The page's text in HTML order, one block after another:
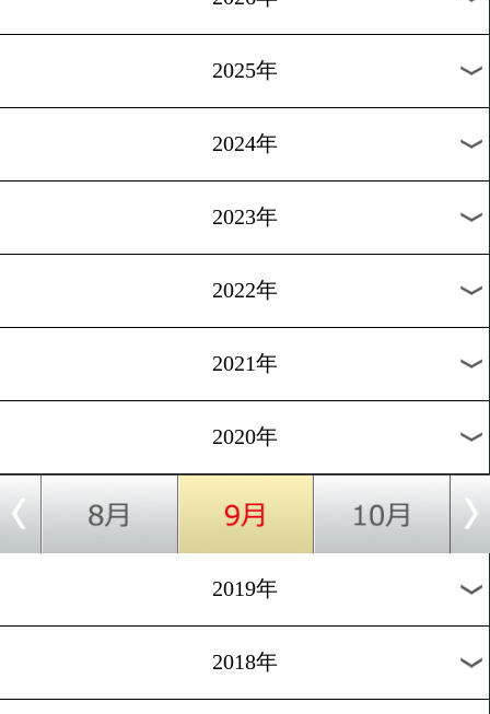
ストに合格
[プロテスト]2020.3.4
松本圭佑がプロテストに合
[プロテスト]2020.3.4
中垣龍汰朗がスーパーフラ
へ殴り込み!
1
過去のニュース
2026年
2025年